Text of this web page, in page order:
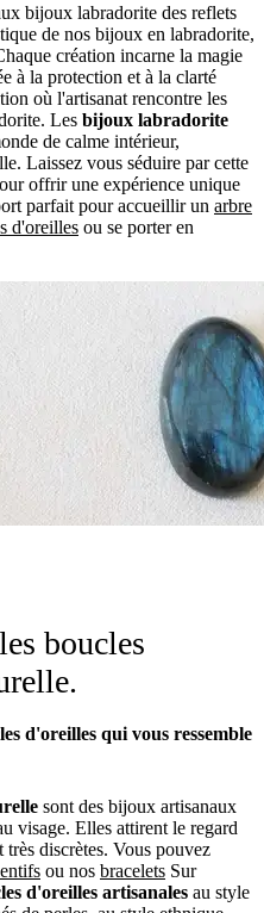
bijoux labradorite des reflets
de nos bijoux en labradorite,
création incarne la magie
à la protection et à la clarté
où l'artisanat rencontre les
Les bijoux labradorite
de calme intérieur,
Laissez vous séduire par cette
offrir une expérience unique
parfait pour accueillir un arbre
d'oreilles ou se porter en
boucles
d'oreilles qui vous ressemble
sont des bijoux artisanaux
visage. Elles attirent le regard
discrètes. Vous pouvez
ou nos bracelets Sur
d'oreilles artisanales au style